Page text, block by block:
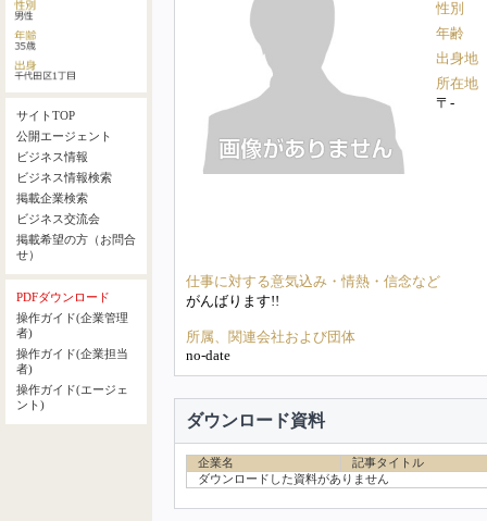
サイトTOP
公開エージェント
ビジネス情報
ビジネス情報検索
掲載企業検索
ビジネス交流会
掲載希望の方（お問合
せ）
PDFダウンロード
操作ガイド(企業管理
者)
操作ガイド(企業担当
者)
操作ガイド(エージェ
ント)
性別
年齢
出身地
所在地
〒-
仕事に対する意気込み・情熱・信念など
がんばります!!
所属、関連会社および団体
no-date
ダウンロード資料
企業名
記事タイトル
ダウンロードした資料がありません